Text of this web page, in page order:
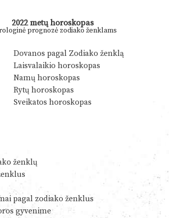
2022 metų horoskopas
prognozė zodiako ženklams
Dovanos pagal Zodiako ženklą
Laisvalaikio horoskopas
Namų horoskopas
Rytų horoskopas
Sveikatos horoskopas
ženklų
pagal zodiako ženklus
gyvenime